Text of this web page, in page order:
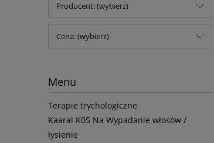
Producent: (wybierz)
Cena: (wybierz)
Menu
Terapie trychologiczne
Kaaral K05 Na Wypadanie włosów /
łysienie